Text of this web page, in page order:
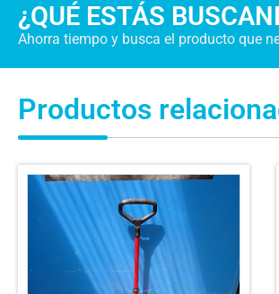
¿QUÉ ESTÁS
Ahorra tiempo y busca el producto que
Productos